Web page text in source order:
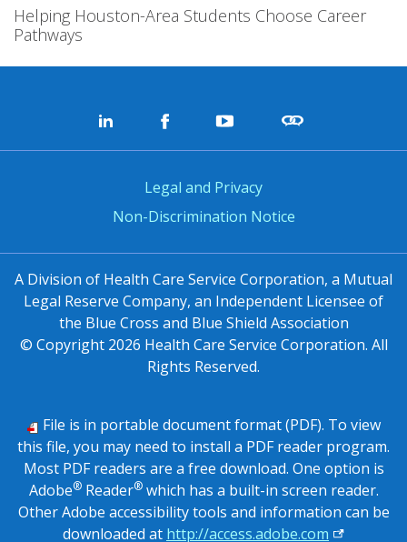
Helping Houston-Area Students Choose Career
Pathways
Legal and Privacy
Non-Discrimination Notice
A Division of Health Care Service Corporation, a Mutual
Legal Reserve Company, an Independent Licensee of
the Blue Cross and Blue Shield Association
© Copyright 2026 Health Care Service Corporation. All
Rights Reserved.
File is in portable document format (PDF). To view
this file, you may need to install a PDF reader program.
Most PDF readers are a free download. One option is
Adobe®Reader®which has a built-in screen reader.
Other Adobe accessibility tools and information can be
downloaded at http://access.adobe.com external